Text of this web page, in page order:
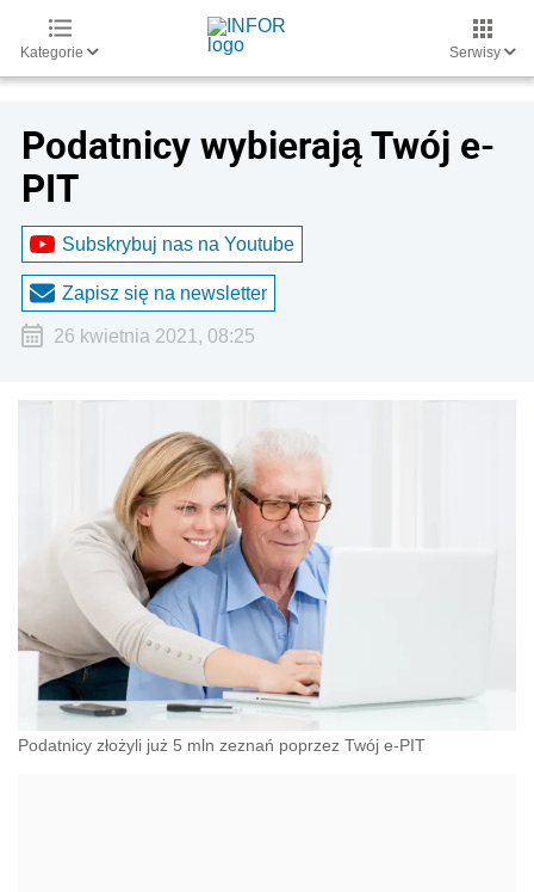
Kategorie Serwisy
Podatnicy wybierają Twój e-
PIT
Subskrybuj nas na Youtube
Zapisz się na newsletter
26 kwietnia 2021, 08:25
Podatnicy złożyli już 5 mln zeznań poprzez Twój e-PIT